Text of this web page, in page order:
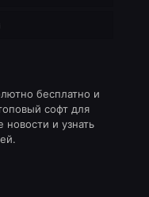
бесплатно и
софт для
новости и узнать